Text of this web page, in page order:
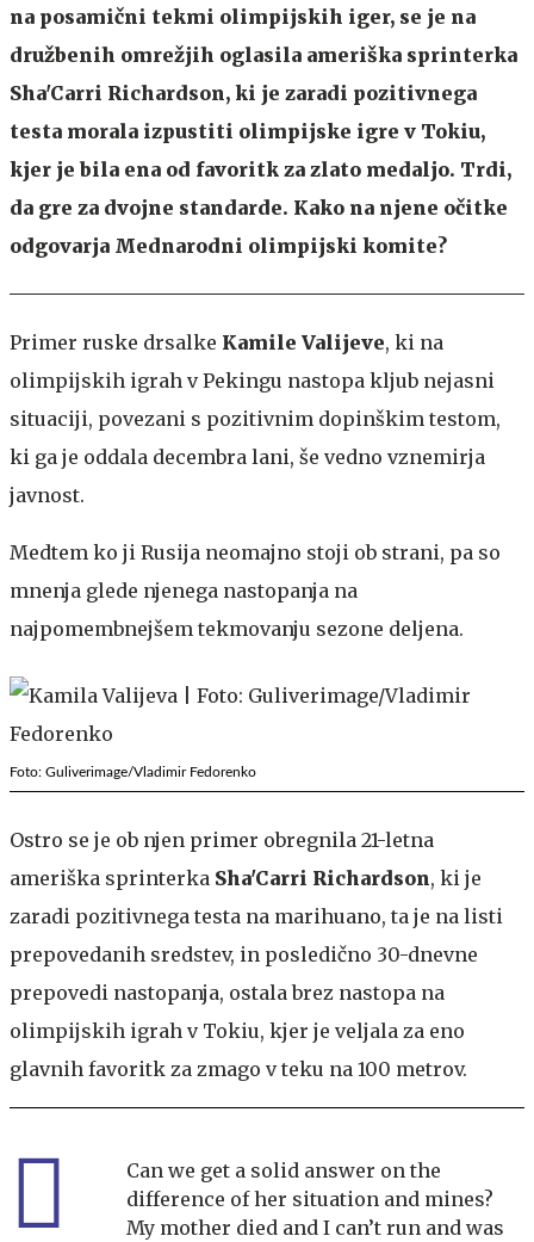
na posamični tekmi olimpijskih iger, se je na
družbenih omrežjih oglasila ameriška sprinterka
Sha'Carri Richardson, ki je zaradi pozitivnega
testa morala izpustiti olimpijske igre v Tokiu,
kjer je bila ena od favoritk za zlato medaljo. Trdi,
da gre za dvojne standarde. Kako na njene očitke
odgovarja Mednarodni olimpijski komite?
Primer ruske drsalke Kamile Valijeve, ki na
olimpijskih igrah v Pekingu nastopa kljub nejasni
situaciji, povezani s pozitivnim dopinškim testom,
ki ga je oddala decembra lani, še vedno vznemirja
javnost.
Medtem ko ji Rusija neomajno stoji ob strani, pa so
mnenja glede njenega nastopanja na
najpomembnejšem tekmovanju sezone deljena.
Foto: Guliverimage/Vladimir Fedorenko
Ostro se je ob njen primer obregnila 21-letna
ameriška sprinterka Sha'Carri Richardson, ki je
zaradi pozitivnega testa na marihuano, ta je na listi
prepovedanih sredstev, in posledično 30-dnevne
prepovedi nastopanja, ostala brez nastopa na
olimpijskih igrah v Tokiu, kjer je veljala za eno
glavnih favoritk za zmago v teku na 100 metrov.
Can we get a solid answer on the
difference of her situation and mines?
My mother died and I can’t run and was